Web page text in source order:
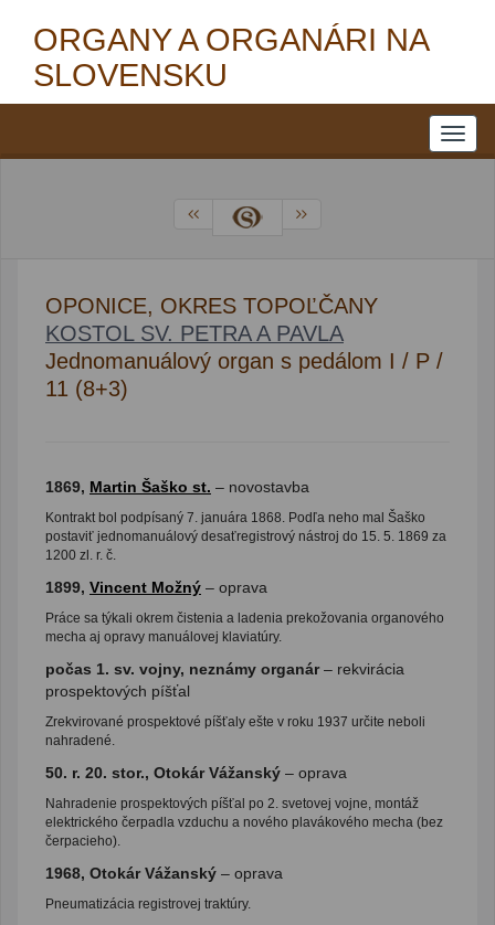
ORGANY A ORGANÁRI NA
SLOVENSKU
OPONICE, OKRES TOPOĽČANY
KOSTOL SV. PETRA A PAVLA
Jednomanuálový organ s pedálom I / P /
11 (8+3)
1869, Martin Šaško st. – novostavba
Kontrakt bol podpísaný 7. januára 1868. Podľa neho mal Šaško
postaviť jednomanuálový desaťregistrový nástroj do 15. 5. 1869 za
1200 zl. r. č.
1899, Vincent Možný – oprava
Práce sa týkali okrem čistenia a ladenia prekožovania organového
mecha aj opravy manuálovej klaviatúry.
počas 1. sv. vojny, neznámy organár– rekvirácia
prospektových píšťal
Zrekvirované prospektové píšťaly ešte v roku 1937 určite neboli
nahradené.
50. r. 20. stor., Otokár Vážanský – oprava
Nahradenie prospektových píšťal po 2. svetovej vojne, montáž
elektrického čerpadla vzduchu a nového plavákového mecha (bez
čerpacieho).
1968, Otokár Vážanský – oprava
Pneumatizácia registrovej traktúry.